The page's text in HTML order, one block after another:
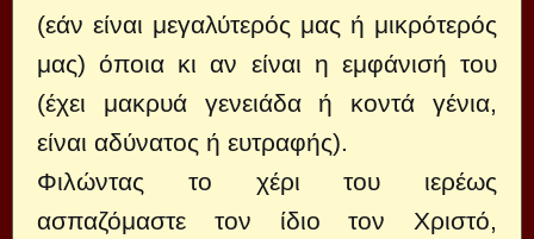
(εάν είναι μεγαλύτερός μας ή μικρότερός
μας) όποια κι αν είναι η εμφάνισή του
(έχει μακρυά γενειάδα ή κοντά γένια,
είναι αδύνατος ή ευτραφής).
Φιλώντας το χέρι του ιερέως
ασπαζόμαστε τον ίδιο τον Χριστό,